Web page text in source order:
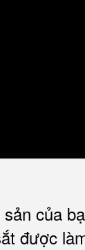
của
được